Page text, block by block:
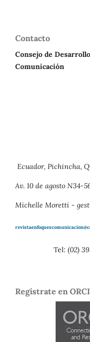
Contacto
Consejo de
Comunicación
Ecuador, Pichincha,
Av. 10 de agosto N34-
Michelle Moretti -
Tel: (02)
Regístrate en